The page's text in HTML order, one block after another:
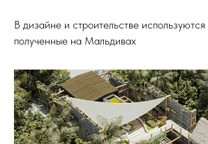
В дизайне и строительстве используются
полученные на Мальдивах